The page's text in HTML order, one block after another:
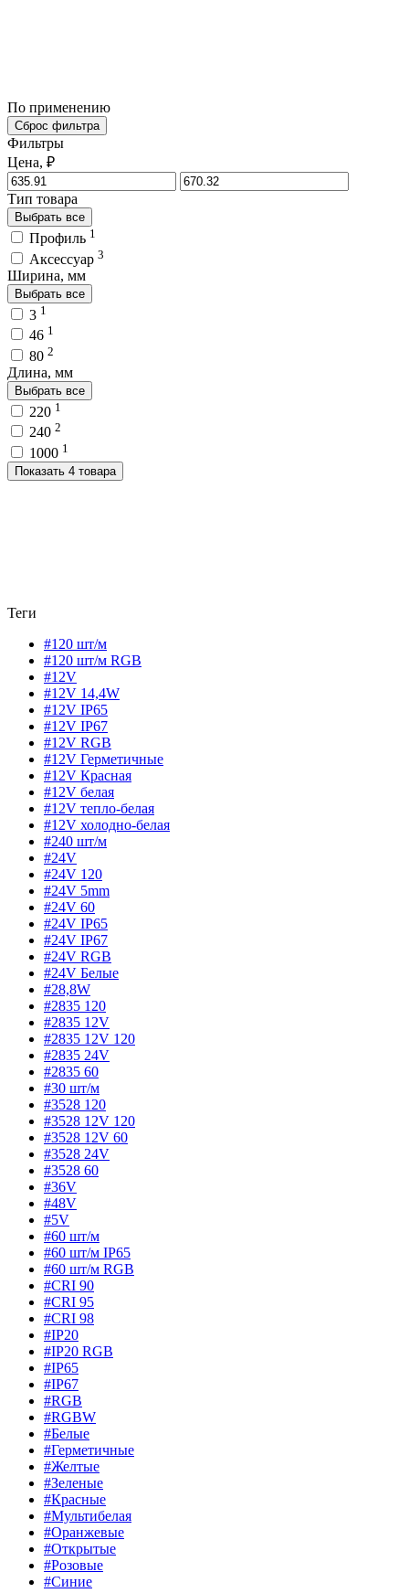
По применению
Сброс фильтра
Фильтры
Цена, ₽
Тип товара
Выбрать все
Профиль 1
Аксессуар 3
Ширина, мм
Выбрать все
3 1
46 1
80 2
Длина, мм
Выбрать все
220 1
240 2
1000 1
Показать 4 товара
Теги
#120 шт/м
#120 шт/м RGB
#12V
#12V 14,4W
#12V IP65
#12V IP67
#12V RGB
#12V Герметичные
#12V Красная
#12V белая
#12V тепло-белая
#12V холодно-белая
#240 шт/м
#24V
#24V 120
#24V 5mm
#24V 60
#24V IP65
#24V IP67
#24V RGB
#24V Белые
#28,8W
#2835 120
#2835 12V
#2835 12V 120
#2835 24V
#2835 60
#30 шт/м
#3528 120
#3528 12V 120
#3528 12V 60
#3528 24V
#3528 60
#36V
#48V
#5V
#60 шт/м
#60 шт/м IP65
#60 шт/м RGB
#CRI 90
#CRI 95
#CRI 98
#IP20
#IP20 RGB
#IP65
#IP67
#RGB
#RGBW
#Белые
#Герметичные
#Желтые
#Зеленые
#Красные
#Мультибелая
#Оранжевые
#Открытые
#Розовые
#Синие